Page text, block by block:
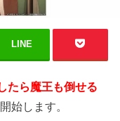
LINE
たら魔王も倒せる
始します。